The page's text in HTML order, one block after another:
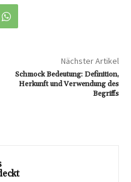
Nächster Artikel
Schmock Bedeutung: Definition,
Herkunft und Verwendung des
Begriffs